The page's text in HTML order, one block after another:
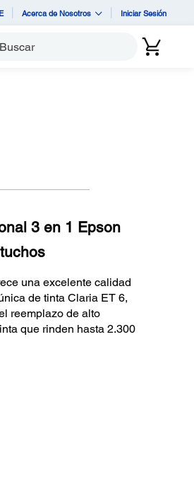
Acerca de Nosotros Iniciar Sesión
3 en 1 Epson
una excelente calidad
de tinta Claria ET 6,
reemplazo de alto
que rinden hasta 2.300